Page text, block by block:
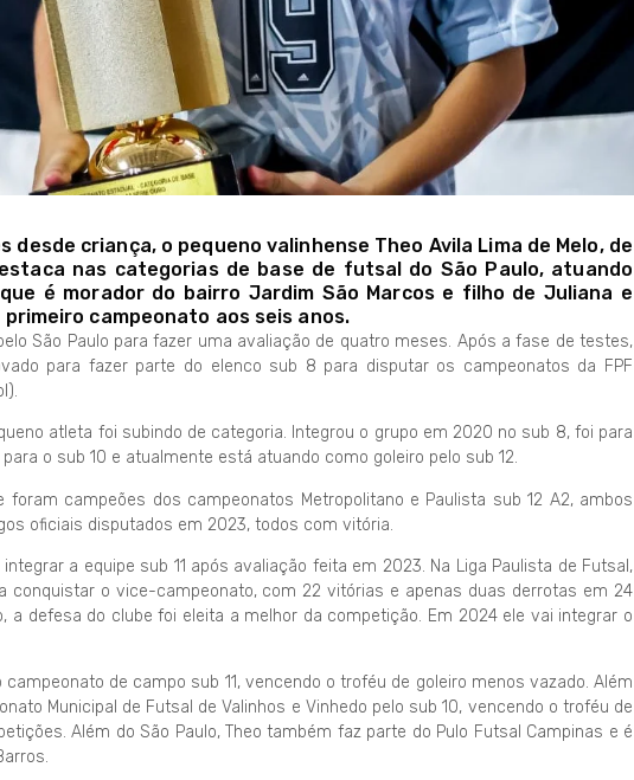
desde criança, o pequeno valinhense Theo Avila Lima de Melo, de
nas categorias de base de futsal do São Paulo, atuando
é morador do bairro Jardim São Marcos e filho de Juliana e
campeonato aos seis anos.
São Paulo para fazer uma avaliação de quatro meses. Após a fase de testes,
para fazer parte do elenco sub 8 para disputar os campeonatos da FPF
atleta foi subindo de categoria. Integrou o grupo em 2020 no sub 8, foi para
o sub 10 e atualmente está atuando como goleiro pelo sub 12.
foram campeões dos campeonatos Metropolitano e Paulista sub 12 A2, ambos
oficiais disputados em 2023, todos com vitória.
a equipe sub 11 após avaliação feita em 2023. Na Liga Paulista de Futsal,
conquistar o vice-campeonato, com 22 vitórias e apenas duas derrotas em 24
a defesa do clube foi eleita a melhor da competição. Em 2024 ele vai integrar o
campeonato de campo sub 11, vencendo o troféu de goleiro menos vazado. Além
Municipal de Futsal de Valinhos e Vinhedo pelo sub 10, vencendo o troféu de
Além do São Paulo, Theo também faz parte do Pulo Futsal Campinas e é